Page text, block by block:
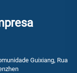
Guixiang, Rua